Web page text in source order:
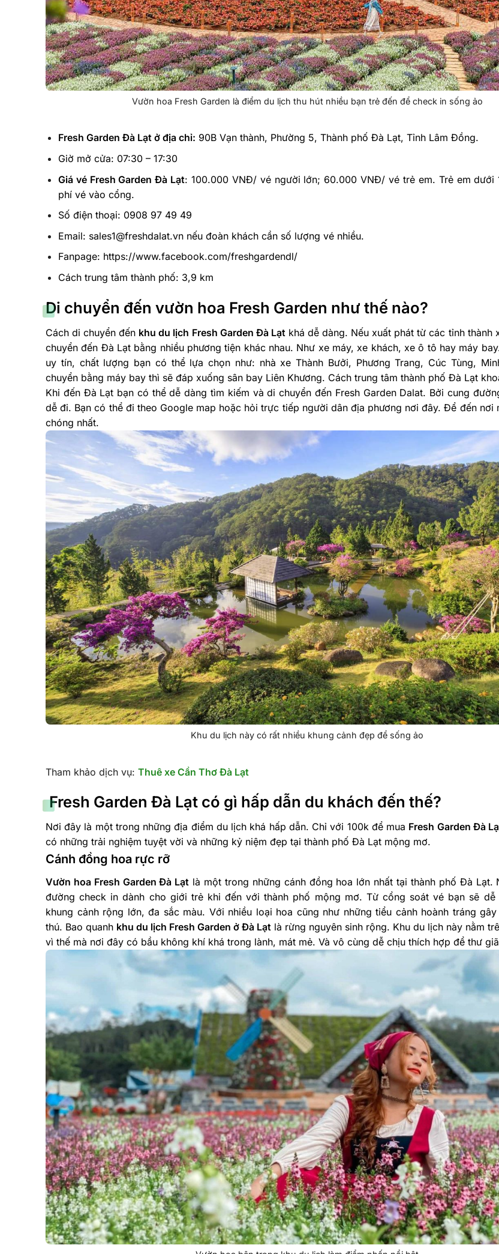
Vườn hoa Fresh Garden là điểm du lịch thu hút nhiều bạn trẻ đến để check in sống ảo
Fresh Garden Đà Lạt ở địa chỉ: 90B Vạn thành, Phường 5, Thành phố Đà Lạt, Tỉnh Lâm Đồng.
Giờ mở cửa: 07:30 – 17:30
Giá vé Fresh Garden Đà Lạt: 100.000 VNĐ/ vé người lớn; 60.000 VNĐ/ vé trẻ em. Trẻ em dưới
phí vé vào cổng.
Số điện thoại: 0908 97 49 49
Email: sales1@freshdalat.vn nếu đoàn khách cần số lượng vé nhiều.
Fanpage: https://www.facebook.com/freshgardendl/
Cách trung tâm thành phố: 3,9 km
Di chuyển đến vườn hoa Fresh Garden như thế nào?
Cách di chuyển đến khu du lịch Fresh Garden Đà Lạtkhá dễ dàng. Nếu xuất phát từ các tỉnh thành
chuyển đến Đà Lạt bằng nhiều phương tiện khác nhau. Như xe máy, xe khách, xe ô tô hay máy
uy tín, chất lượng bạn có thể lựa chọn như: nhà xe Thành Bưởi, Phương Trang, Cúc Tùng,
chuyển bằng máy bay thì sẽ đáp xuống sân bay Liên Khương. Cách trung tâm thành phố Đà Lạt
Khi đến Đà Lạt bạn có thể dễ dàng tìm kiếm và di chuyển đến Fresh Garden Dalat. Bởi cung
dễ đi. Bạn có thể đi theo Google map hoặc hỏi trực tiếp người dân địa phương nơi đây. Để đến nơi
chóng nhất.
Khu du lịch này có rất nhiều khung cảnh đẹp để sống ảo
Tham khảo dịch vụ: Thuê xe Cần Thơ Đà Lạt
Fresh Garden Đà Lạt có gì hấp dẫn du khách đến thế?
Nơi đây là một trong những địa điểm du lịch khá hấp dẫn. Chỉ với 100k để mua Fresh Garden Đà
có những trải nghiệm tuyệt vời và những kỷ niệm đẹp tại thành phố Đà Lạt mộng mơ.
Cánh đồng hoa rực rỡ
Vườn hoa Fresh Garden Đà Lạt là một trong những cánh đồng hoa lớn nhất tại thành phố Đà Lạt.
đường check in dành cho giới trẻ khi đến với thành phố mộng mơ. Từ cổng soát vé bạn sẽ dễ
khung cảnh rộng lớn, đa sắc màu. Với nhiều loại hoa cũng như những tiểu cảnh hoành tráng
thú. Bao quanh khu du lịch Fresh Garden ở Đà Lạt là rừng nguyên sinh rộng. Khu du lịch này nằm
vì thế mà nơi đây có bầu không khí khá trong lành, mát mẻ. Và vô cùng dễ chịu thích hợp để thư